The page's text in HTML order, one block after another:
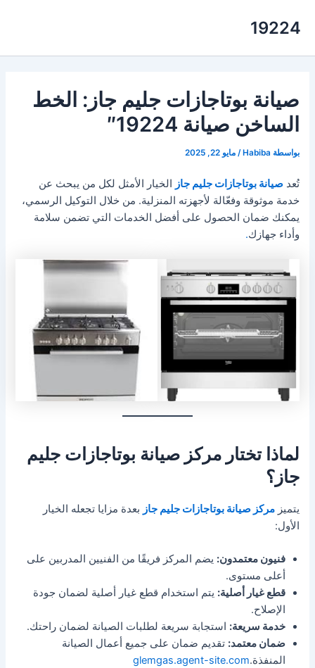
19224
صيانة بوتاجازات جليم جاز: الخط
الساخن صيانة 19224″
بواسطة Habiba
/مايو 22, 2025
تُعدصيانة بوتاجازات جليم جاز الخيار الأمثل لكل من يبحث عن
خدمة موثوقة وفعّالة لأجهزته المنزلية. من خلال التوكيل الرسمي،
يمكنك ضمان الحصول على أفضل الخدمات التي تضمن سلامة
وأداء جهازك.
لماذا تختار مركز صيانة بوتاجازات جليم
جاز؟
يتميزمركز صيانة بوتاجازات جليم جاز بعدة مزايا تجعله الخيار
الأول:
فنيون معتمدون: يضم المركز فريقًا من الفنيين المدربين على
أعلى مستوى.
قطع غيار أصلية: يتم استخدام قطع غيار أصلية لضمان جودة
الإصلاح.
خدمة سريعة: استجابة سريعة لطلبات الصيانة لضمان راحتك.
ضمان معتمد: تقديم ضمان على جميع أعمال الصيانة
المنفذة.glemgas.agent-site.com